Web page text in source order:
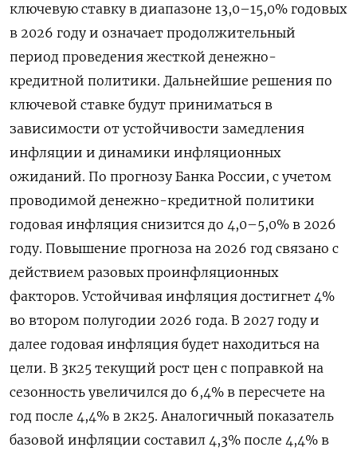
ключевую ставку в диапазоне 13,0–15,0% годовых
в 2026 году и означает продолжительный
период проведения жесткой денежно-
кредитной политики. Дальнейшие решения по
ключевой ставке будут приниматься в
зависимости от устойчивости замедления
инфляции и динамики инфляционных
ожиданий. По прогнозу Банка России, с учетом
проводимой денежно-кредитной политики
годовая инфляция снизится до 4,0–5,0% в 2026
году. Повышение прогноза на 2026 год связано с
действием разовых проинфляционных
факторов. Устойчивая инфляция достигнет 4%
во втором полугодии 2026 года. В 2027 году и
далее годовая инфляция будет находиться на
цели. В 3к25 текущий рост цен с поправкой на
сезонность увеличился до 6,4% в пересчете на
год после 4,4% в 2к25. Аналогичный показатель
базовой инфляции составил 4,3% после 4,4% в